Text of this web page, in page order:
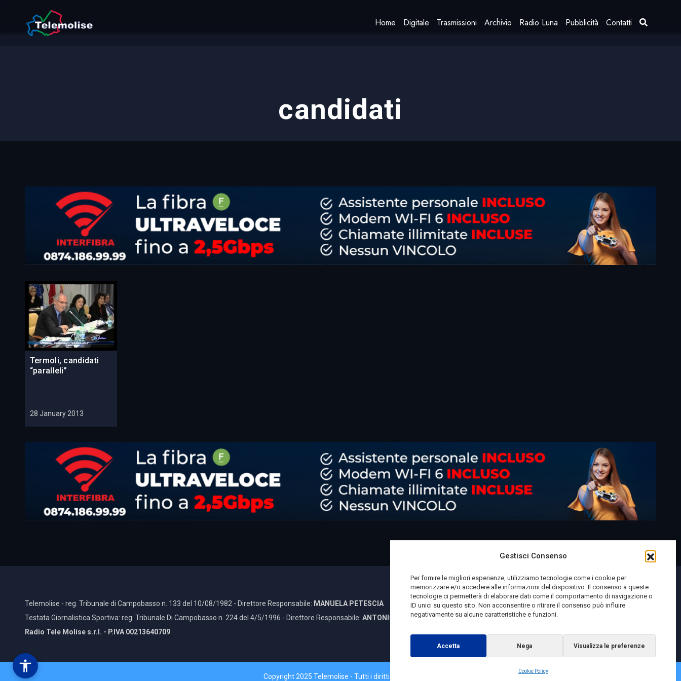
Gestisci Consenso
Per fornire le migliori esperienze, utilizziamo tecnologie come i cookie per
memorizzare e/o accedere alle informazioni del dispositivo. Il consenso a queste
tecnologie ci permetterà di elaborare dati come il comportamento di navigazione o
ID unici su questo sito. Non acconsentire o ritirare il consenso può influire
negativamente su alcune caratteristiche e funzioni.
Accetta Nega Visualizza le preferenze
Cookie Policy
Home Digitale Trasmissioni Archivio Radio Luna Pubblicità Contatti
candidati
Termoli, candidati
“paralleli”
28 January 2013
Telemolise - reg. Tribunale di Campobasso n. 133 del 10/08/1982 - Direttore Responsabile: MANUELA PETESCIA
Testata Giornalistica Sportiva: reg. Tribunale Di Campobasso n. 224 del 4/5/1996 - Direttore Responsabile: ANTONIO DI LALLO
Radio Tele Molise s.r.l. - P.IVA 00213640709
Copyright 2025 Telemolise - Tutti i diritti riservati